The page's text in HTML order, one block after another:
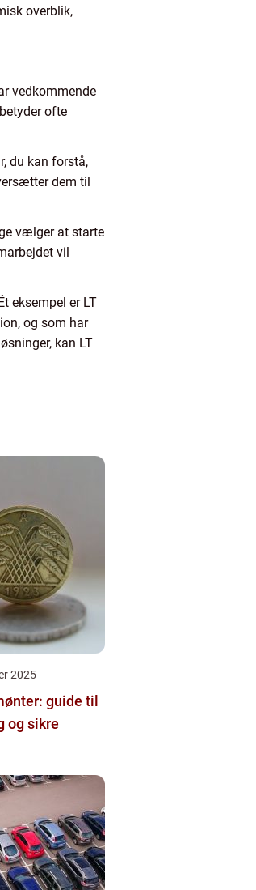
overblik,
vedkommende
ofte
du kan forstå,
dem til
vælger at starte
vil
eksempel er LT
og som har
kan LT
2025
guide til
og sikre